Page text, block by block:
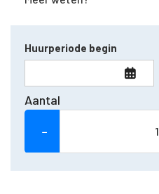
Huurperiode begin
Aantal
−